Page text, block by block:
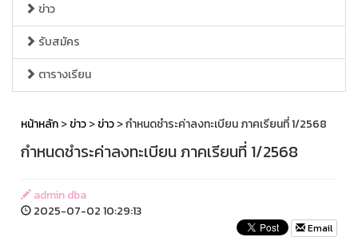
ข่าว
รับสมัคร
ตารางเรียน
หน้าหลัก>ข่าว>ข่าว> กำหนดชำระค่าลงทะเบียน ภาคเรียนที่ 1/2568
กำหนดชำระค่าลงทะเบียน ภาคเรียนที่ 1/2568
admin dba
2025-07-02 10:29:13
Email